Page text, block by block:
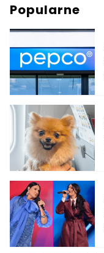
Popularne